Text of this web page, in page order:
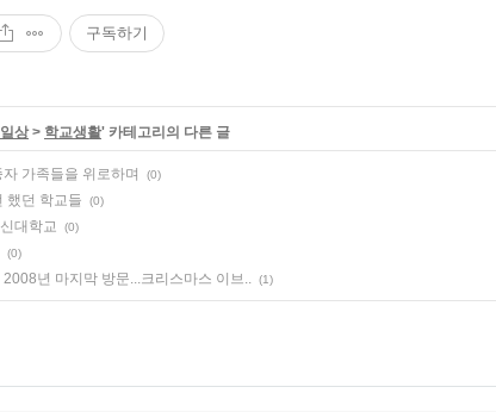
구독하기
상> 학교생활' 카테고리의 다른 글
가족들을 위로하며 (0)
했던 학교들 (0)
대학교 (0)
(0)
2008년 마지막 방문...크리스마스 이브.. (1)